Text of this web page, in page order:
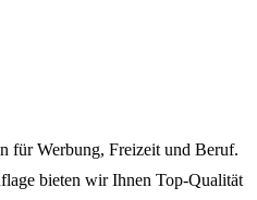
für Werbung, Freizeit und Beruf.
bieten wir Ihnen Top-Qualität